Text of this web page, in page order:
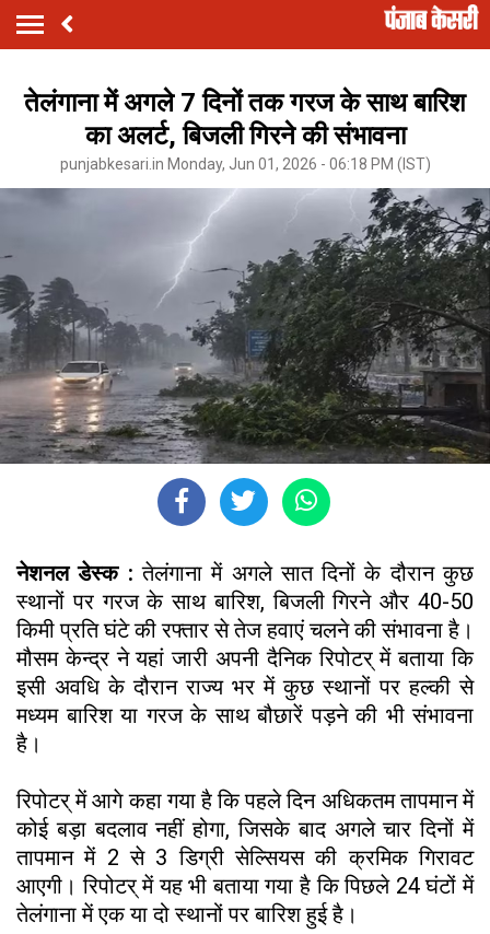
तेलंगाना में अगले 7 दिनों तक गरज के साथ बारिश
का अलर्ट, बिजली गिरने की संभावना
punjabkesari.in Monday, Jun 01, 2026 - 06:18 PM (IST)
नेशनल डेस्क : तेलंगाना में अगले सात दिनों के दौरान कुछ
स्थानों पर गरज के साथ बारिश, बिजली गिरने और 40-50
किमी प्रति घंटे की रफ्तार से तेज हवाएं चलने की संभावना है।
मौसम केन्द्र ने यहां जारी अपनी दैनिक रिपोटर् में बताया कि
इसी अवधि के दौरान राज्य भर में कुछ स्थानों पर हल्की से
मध्यम बारिश या गरज के साथ बौछारें पड़ने की भी संभावना
है।
रिपोटर् में आगे कहा गया है कि पहले दिन अधिकतम तापमान में
कोई बड़ा बदलाव नहीं होगा, जिसके बाद अगले चार दिनों में
तापमान में 2 से 3 डिग्री सेल्सियस की क्रमिक गिरावट
आएगी। रिपोटर् में यह भी बताया गया है कि पिछले 24 घंटों में
तेलंगाना में एक या दो स्थानों पर बारिश हुई है।